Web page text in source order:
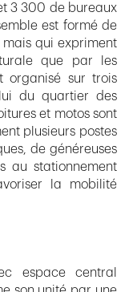
3 300 de bureaux
est formé de
qui expriment
que par les
organisé sur trois
du quartier des
et motos sont
plusieurs postes
de généreuses
au stationnement
la mobilité
espace central